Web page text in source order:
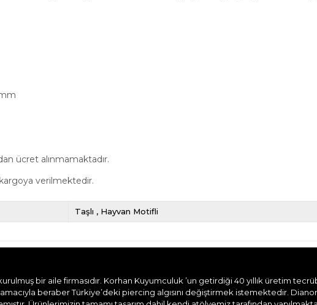
ücret alınmamaktadır.
verilmektedir.
Taşlı Hayvan Motifli
bir aile firmasıdır. Korhan Kuyumculuk ’un getirdiği 40 yıllık üretim
beraber Türkiye’deki piercing algısını değiştirmek istemektedir.